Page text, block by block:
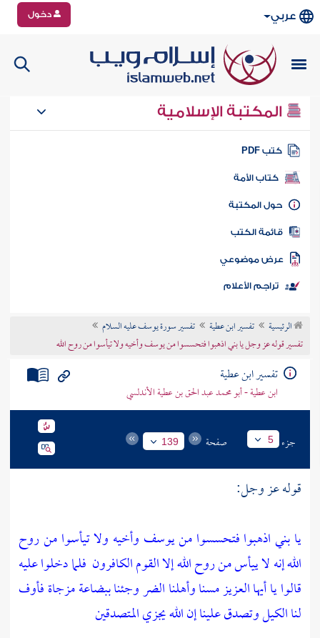
عربي دخول
المكتبة الإسلامية
كتب PDF
كتاب الأمة
المكتبة
الكتب
موضوعي
تراجم الأعلام
الرئيسية تفسير ابن عطية
تفسير سورة يوسف عليه السلام
تفسير قوله عز وجل يا بني اذهبوا فتحسسوا من يوسف وأخيه ولا تيأسوا من روح الله
تفسير ابن عطية
ابن عطية - أبو محمد عبد الحق بن عطية الأندلسي
جزء 5 صفحة 139
قوله عز وجل:
يا بني اذهبوا فتحسسوا من يوسف وأخيه ولا تيأسوا من روح
الله إنه لا ييأس من روح الله إلا القوم الكافرون فلما دخلوا عليه
قالوا يا أيها العزيز مسنا وأهلنا الضر وجئنا ببضاعة مزجاة فأوف
لنا الكيل وتصدق علينا إن الله يجزي المتصدقين